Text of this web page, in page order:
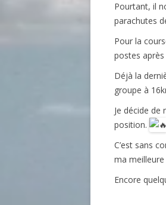
Pourtant, il
parachutes
Pour la
postes
Déjà la
groupe à
Je décide
position.
C’est sans
ma
Encore